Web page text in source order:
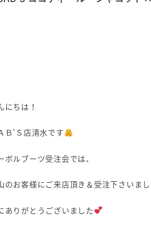
にちは！
Ｂ’Ｓ店清水です
ボルブーツ受注会では、
のお客様にご来店頂き＆受注下さいま
ありがとうございました